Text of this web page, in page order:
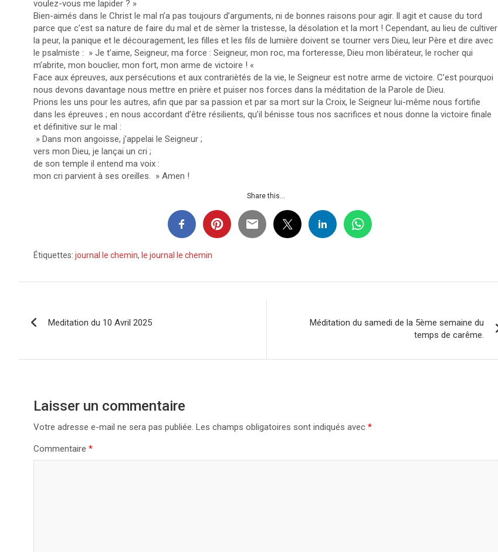
voulez-vous me lapider ? »
Bien-aimés dans le Christ le mal n’a pas toujours d’arguments, ni de bonnes raisons pour agir. Il agit et cause du tord
parce que c’est sa nature de faire du mal et de sèmer la tristesse, la désolation et la mort ! Cependant, au lieu de cultiver
la peur, la panique et le découragement, les filles et les fils de lumière doivent se tourner vers Dieu, leur Père et dire avec
le psalmiste : » Je t’aime, Seigneur, ma force : Seigneur, mon roc, ma forteresse, Dieu mon libérateur, le rocher qui
m’abrite, mon bouclier, mon fort, mon arme de victoire ! «
Face aux épreuves, aux persécutions et aux contrariètés de la vie, le Seigneur est notre arme de victoire. C’est pourquoi
nous devons davantage nous mettre en prière et puiser nos forces dans la méditation de la Parole de Dieu.
Prions les uns pour les autres, afin que par sa passion et par sa mort sur la Croix, le Seigneur lui-même nous fortifie
dans les épreuves ; en nous accordant d’être résilients, qu’il bénisse tous nos sacrifices et nous donne la victoire finale
et définitive sur le mal :
» Dans mon angoisse, j’appelai le Seigneur ;
vers mon Dieu, je lançai un cri ;
de son temple il entend ma voix :
mon cri parvient à ses oreilles. » Amen !
Share this...
Étiquettes: journal le chemin, le journal le chemin
de
l’article
Meditation du 10 Avril 2025
Méditation du samedi de la 5ème semaine du
temps de carême.
Laisser un commentaire
Votre adresse e-mail ne sera pas publiée. Les champs obligatoires sont indiqués avec *
Commentaire *